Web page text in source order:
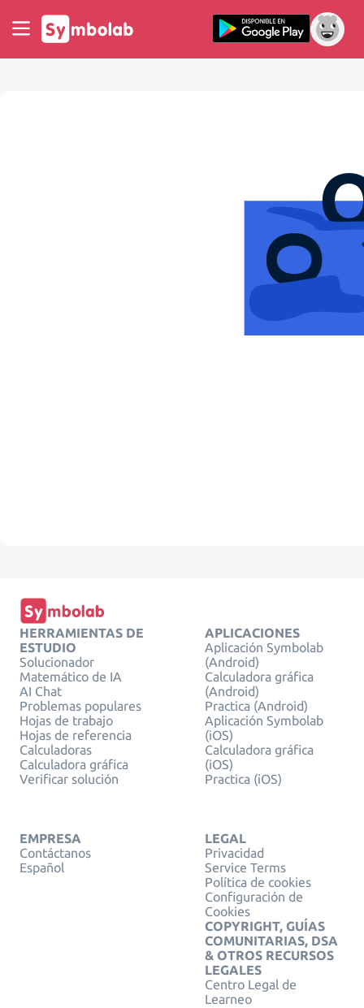
HERRAMIENTAS DE
ESTUDIO
Solucionador
Matemático de IA
AI Chat
Problemas populares
Hojas de trabajo
Hojas de referencia
Calculadoras
Calculadora gráfica
Verificar solución
APLICACIONES
Aplicación Symbolab
(Android)
Calculadora gráfica
(Android)
Practica (Android)
Aplicación Symbolab
(iOS)
Calculadora gráfica
(iOS)
Practica (iOS)
EMPRESA
Contáctanos
Español
LEGAL
Privacidad
Service Terms
Política de cookies
Configuración de
Cookies
COPYRIGHT, GUÍAS
COMUNITARIAS, DSA
& OTROS RECURSOS
LEGALES
Centro Legal de
Learneo